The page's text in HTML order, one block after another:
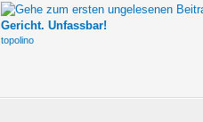
Gericht. Unfassbar!
topolino